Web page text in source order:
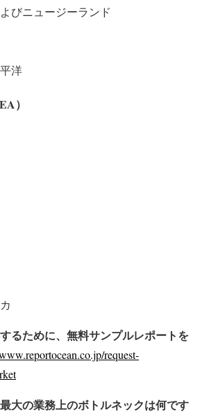
びニュージーランド
洋
）
るために、無料サンプルレポートを
request-
大の業務上のボトルネックは何です